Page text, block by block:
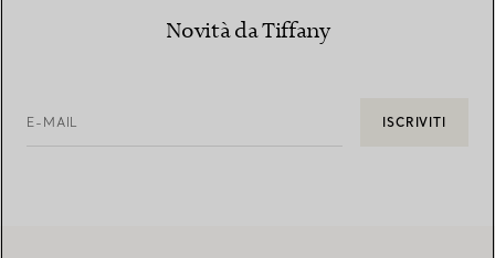
Novità da Tiffany
E-MAIL ISCRIVITI